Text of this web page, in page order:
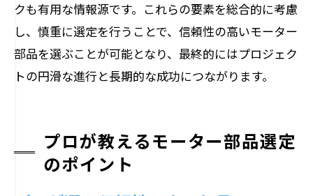
クも有用な情報源です。これらの要素を総合的に考慮
し、慎重に選定を行うことで、信頼性の高いモーター
部品を選ぶことが可能となり、最終的にはプロジェク
トの円滑な進行と長期的な成功につながります。
プロが教えるモーター部品選定
のポイント